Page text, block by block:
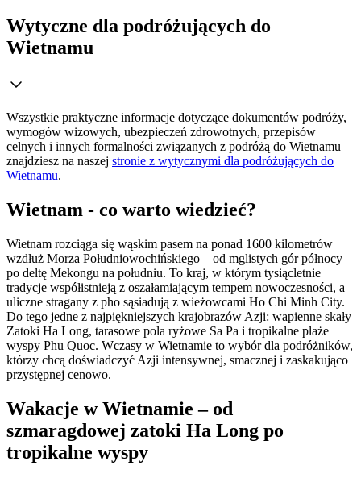
Wytyczne dla podróżujących do
Wietnamu
Wszystkie praktyczne informacje dotyczące dokumentów podróży,
wymogów wizowych, ubezpieczeń zdrowotnych, przepisów
celnych i innych formalności związanych z podróżą do Wietnamu
znajdziesz na naszej stronie z wytycznymi dla podróżujących do
Wietnamu.
Wietnam - co warto wiedzieć?
Wietnam rozciąga się wąskim pasem na ponad 1600 kilometrów
wzdłuż Morza Południowochińskiego – od mglistych gór północy
po deltę Mekongu na południu. To kraj, w którym tysiącletnie
tradycje współistnieją z oszałamiającym tempem nowoczesności, a
uliczne stragany z pho sąsiadują z wieżowcami Ho Chi Minh City.
Do tego jedne z najpiękniejszych krajobrazów Azji: wapienne skały
Zatoki Ha Long, tarasowe pola ryżowe Sa Pa i tropikalne plaże
wyspy Phu Quoc. Wczasy w Wietnamie to wybór dla podróżników,
którzy chcą doświadczyć Azji intensywnej, smacznej i zaskakująco
przystępnej cenowo.
Wakacje w Wietnamie – od
szmaragdowej zatoki Ha Long po
tropikalne wyspy